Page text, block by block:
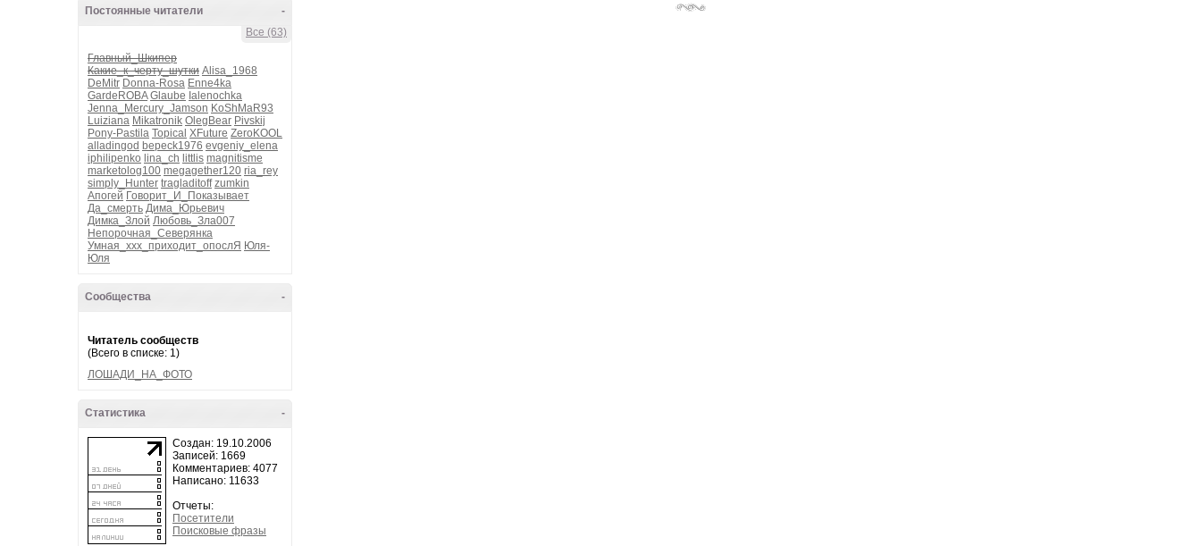
-
Постоянные читатели
Все (63)
Главный_Шкипер
Какие_к_черту_шутки Alisa_1968
DeMitr Donna-Rosa Enne4ka
GardeROBA Glaube Ialenochka
Jenna_Mercury_Jamson KoShMaR93
Luiziana Mikatronik OlegBear Pivskij
Pony-Pastila Topical XFuture ZeroKOOL
alladingod bepeck1976 evgeniy_elena
iphilipenko lina_ch littlis magnitisme
marketolog100 megagether120 ria_rey
simply_Hunter tragladitoff zumkin
Апогей Говорит_И_Показывает
Да_смерть Дима_Юрьевич
Димка_Злой Любовь_Зла007
Непорочная_Северянка
Умная_ххх_приходит_опослЯ Юля-
Юля
-
Сообщества
Читатель сообществ
(Всего в списке: 1)
ЛОШАДИ_НА_ФОТО
-
Статистика
Создан: 19.10.2006
Записей: 1669
Комментариев: 4077
Написано: 11633
Отчеты:
Посетители
Поисковые фразы